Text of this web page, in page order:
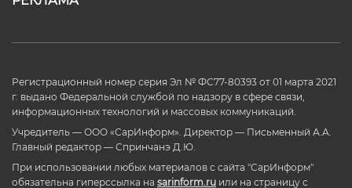
Регистрационный номер серия Эл № ФС77-80393 от 01 марта 2021
г. выдано Федеральной службой по надзору в сфере связи,
информационных технологий и массовых коммуникаций.
Учредитель — ООО «СарИнформ». Директор — Письменный А.А.
Главный редактор — Спринчанэ Д.Ю.
При использовании любых материалов с сайта "СарИнформ"
обязательна гиперссылка на sarinform.ru или на страницу с